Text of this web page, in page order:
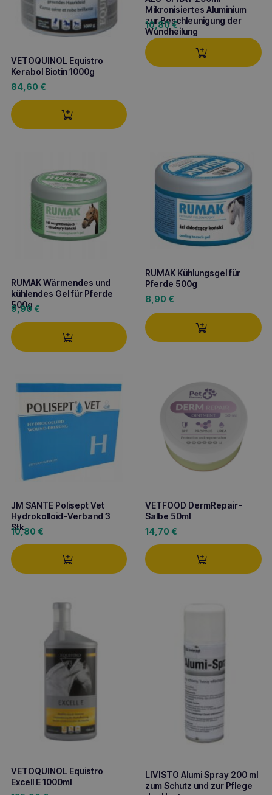
VETOQUINOL Equistro
Kerabol Biotin 1000g
84,60 €
Mikronisiertes Aluminium
zur Beschleunigung der
Wundheilung
10,80€
RUMAK Wärmendes und
kühlendes Gel für Pferde
500g
9,90 €
RUMAK Kühlungsgel für
Pferde 500g
8,90 €
JM SANTE Polisept Vet
Hydrokolloid-Verband 3
Stk.
10,80 €
VETFOOD DermRepair-
Salbe 50ml
14,70 €
VETOQUINOL Equistro
Excell E 1000ml
LIVISTO Alumi Spray 200 ml
zum Schutz und zur Pflege